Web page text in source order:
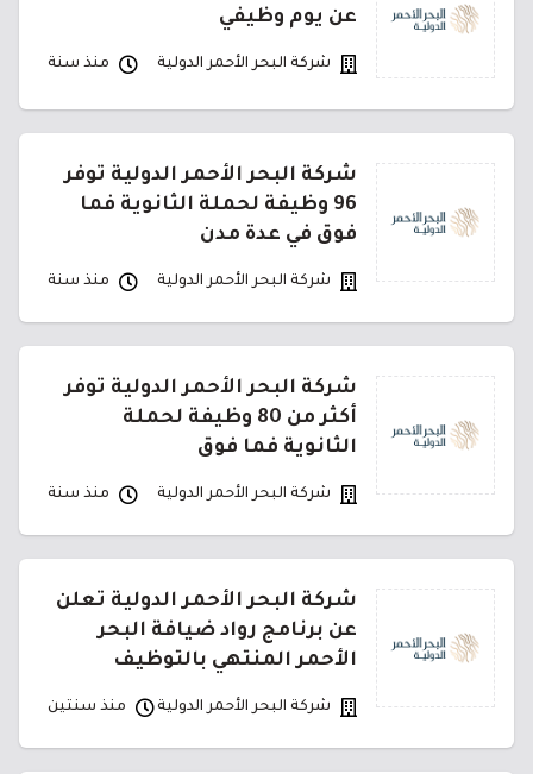
عن يوم وظيفي
شركة البحر الأحمر الدولية منذ سنة
شركة البحر الأحمر الدولية توفر
96 وظيفة لحملة الثانوية فما
فوق في عدة مدن
شركة البحر الأحمر الدولية منذ سنة
شركة البحر الأحمر الدولية توفر
أكثر من 80 وظيفة لحملة
الثانوية فما فوق
شركة البحر الأحمر الدولية منذ سنة
شركة البحر الأحمر الدولية تعلن
عن برنامج رواد ضيافة البحر
الأحمر المنتهي بالتوظيف
شركة البحر الأحمر الدولية منذ سنتين